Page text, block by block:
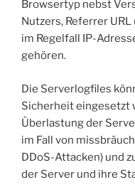
Browsertyp nebst
Nutzers, Referrer
im Regelfall IP-
gehören.
Die Serverlogfiles
Sicherheit eingesetzt
Überlastung der
im Fall von
DDoS-Attacken) und
der Server und ihre